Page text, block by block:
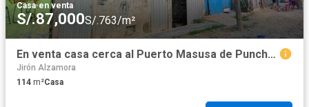
Casa·en venta
S/.87,000S/.763/m²
En venta casa cerca al Puerto Masusa de Punchana
Jirón Alzamora
114 m²Casa